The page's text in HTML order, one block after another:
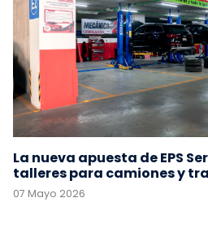
La nueva apuesta de EPS
talleres para camiones y
07 Mayo 2026